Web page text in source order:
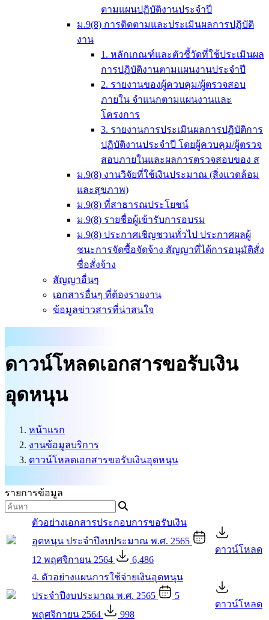
ตามแผนปฏิบัติงานประจำปี
ม.9(8) การติดตามและประเมินผลการปฏิบัติ
งาน
1. หลักเกณฑ์และตัวชี้วัดที่ใช้ประเมินผล
การปฏิบัติงานตามแผนงานประจำปี
2. รายงานของผู้ควบคุม/ผู้ตรวจสอบ
ภายใน จำแนกตามแผนงานและ
โครงการ
3. รายงานการประเมินผลการปฏิบัติการ
ปฏิบัติงานประจำปี โดยผู้ควบคุม/ผู้ตรวจ
สอบภายในและผลการตรวจสอบของ ส
ม.9(8) งานวิจัยที่ใช้เงินประมาณ (สิ่งแวดล้อม
และสุขภาพ)
ม.9(8) ที่สาธารณประโยชน์
ม.9(8) รายชื่อผู้เข้ารับการอบรม
ม.9(8) ประกาศเชิญชวนทั่วไป ประกาศผลผู้
ชนะการจัดซื้อจัดจ้าง สัญญาที่ได้การอนุมัติสั่ง
ซื่อสั่งจ้าง
สัญญาอื่นๆ
เอกสารอื่นๆ ที่ต้องรายงาน
ข้อมูลข่าวสารที่น่าสนใจ
ดาวน์โหลดเอกสารขอรับเงิน
อุดหนุน
หน้าแรก
งานข้อมูลบริการ
ดาวน์โหลดเอกสารขอรับเงินอุดหนุน
รายการข้อมูล
ตัวอย่างเอกสารประกอบการขอรับเงิน
อุดหนุน ประจำปีงบประมาณ พ.ศ. 2565
12 พฤศจิกายน 2564
6,486
ดาวน์โหลด
4. ตัวอย่างแผนการใช้จ่ายเงินอุดหนุน
ประจำปีงบประมาณ พ.ศ. 2565
5
พฤศจิกายน 2564
998
ดาวน์โหลด